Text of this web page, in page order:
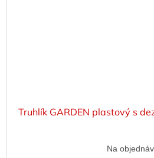
Truhlík GARDEN plastový s
Na